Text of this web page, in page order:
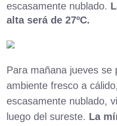
escasamente nublado.
alta será de 27ºC.
Para mañana jueves se
ambiente fresco a
escasamente nublado,
luego del sureste. La